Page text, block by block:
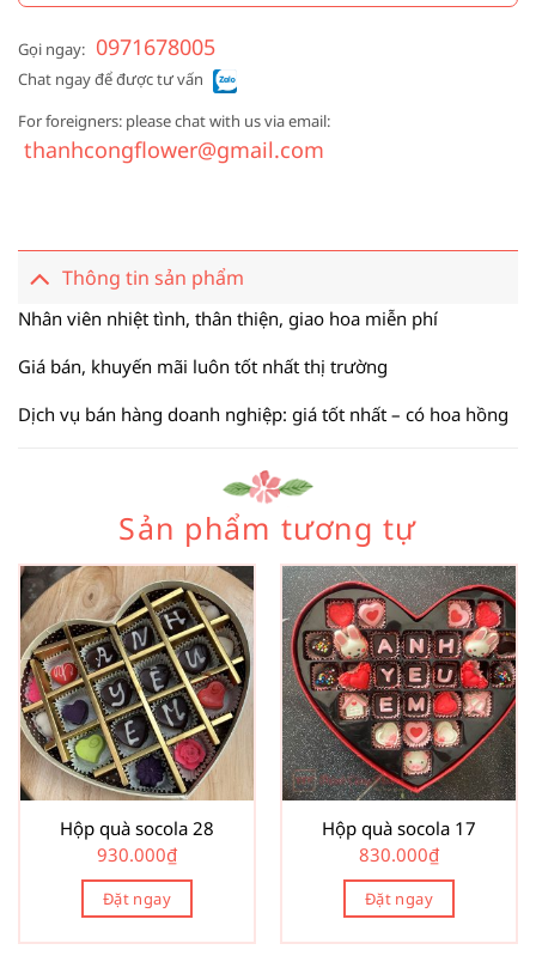
Gọi ngay: 0971678005
Chat ngay để được tư vấn
For foreigners: please chat with us via email:
thanhcongflower@gmail.com
Thông tin sản phẩm
Nhân viên nhiệt tình, thân thiện, giao hoa miễn phí
Giá bán, khuyến mãi luôn tốt nhất thị trường
Dịch vụ bán hàng doanh nghiệp: giá tốt nhất – có hoa hồng
Sản phẩm tương tự
Hộp quà socola 28
930.000₫
Đặt ngay
Hộp quà socola 17
830.000₫
Đặt ngay